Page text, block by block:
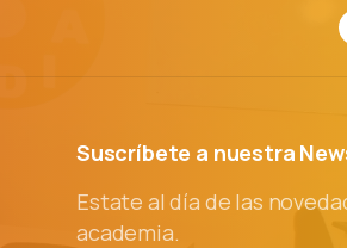
Suscríbete a nuestra
Estate al día de las
academia.